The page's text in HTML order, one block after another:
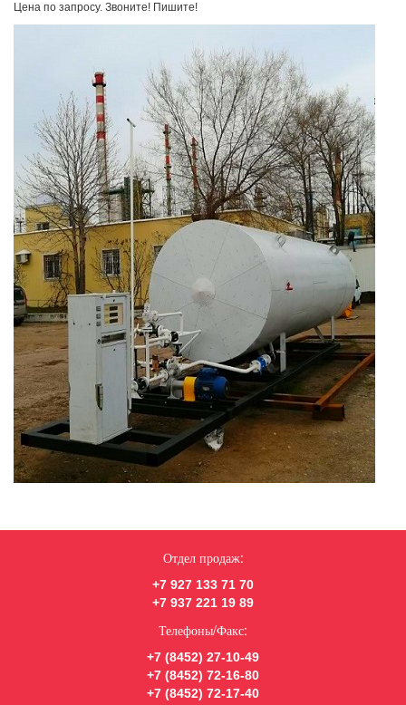
Цена по запросу. Звоните! Пишите!
Отдел продаж:
+7 927 133 71 70
+7 937 221 19 89
Телефоны/Факс:
+7 (8452) 27-10-49
+7 (8452) 72-16-80
+7 (8452) 72-17-40